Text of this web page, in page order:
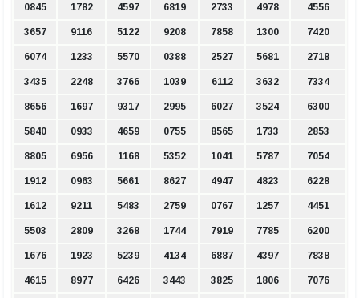
0845 1782 4597 6819 2733 4978 4556
3657 9116 5122 9208 7858 1300 7420
6074 1233 5570 0388 2527 5681 2718
3435 2248 3766 1039 6112 3632 7334
8656 1697 9317 2995 6027 3524 6300
5840 0933 4659 0755 8565 1733 2853
8805 6956 1168 5352 1041 5787 7054
1912 0963 5661 8627 4947 4823 6228
1612 9211 5483 2759 0767 1257 4451
5503 2809 3268 1744 7919 7785 6200
1676 1923 5239 4134 6887 4397 7838
4615 8977 6426 3443 3825 1806 7076